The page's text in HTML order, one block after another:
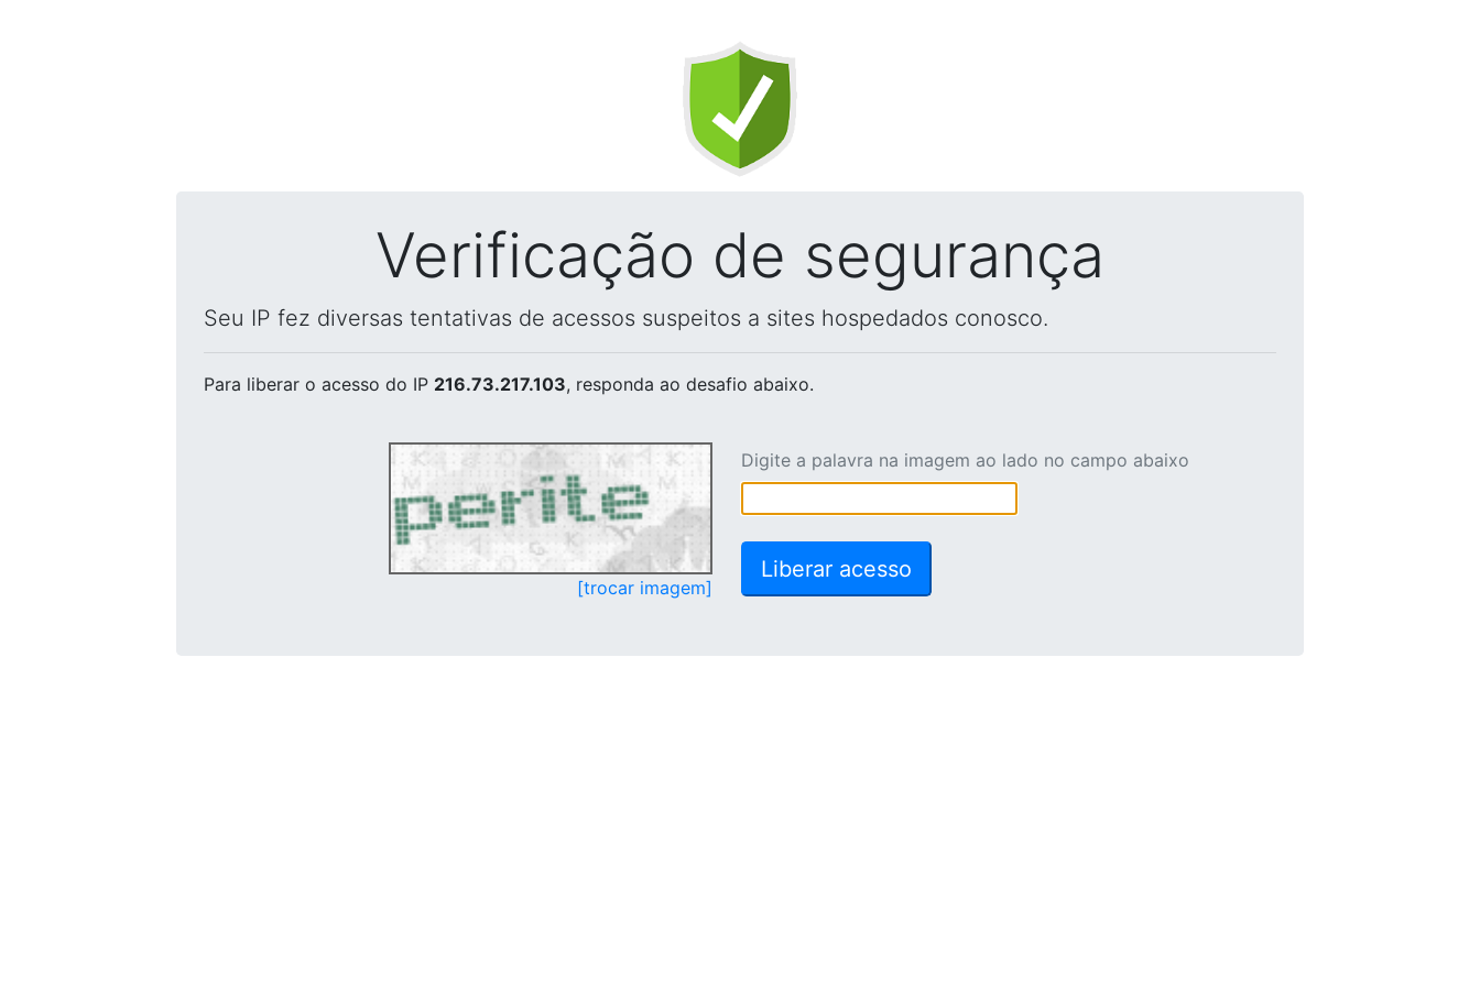
Verificação de segurança
Seu IP fez diversas tentativas de acessos suspeitos a sites hospedados conosco.
Para liberar o acesso do IP 216.73.217.103, responda ao desafio abaixo.
[trocar imagem]
Digite a palavra na imagem ao lado no campo abaixo